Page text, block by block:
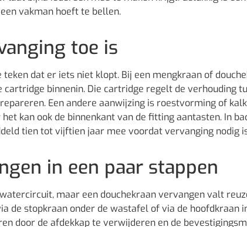
vakman hoeft te bellen.
toe is
dat er iets niet klopt. Bij een mengkraan of
binnenin. Die cartridge regelt de verhouding
Een andere aanwijzing is roestvorming of
kan ook de binnenkant van de fitting aantasten. In
tien tot vijftien jaar mee voordat vervanging nodig
in een paar stappen
maar een douchekraan vervangen valt
de stopkraan onder de wastafel of via de hoofdkraan
door de afdekkap te verwijderen en de